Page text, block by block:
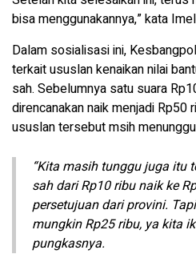
bisa menggunakannya,” kata
Dalam sosialisasi ini,
terkait ususlan kenaikan nilai
sah. Sebelumnya satu suara
direncanakan naik menjadi Rp50
ususlan tersebut msih
“Kita masih tunggu juga itu
sah dari Rp10 ribu naik ke
persetujuan dari provini.
mungkin Rp25 ribu, ya kita
pungkasnya.